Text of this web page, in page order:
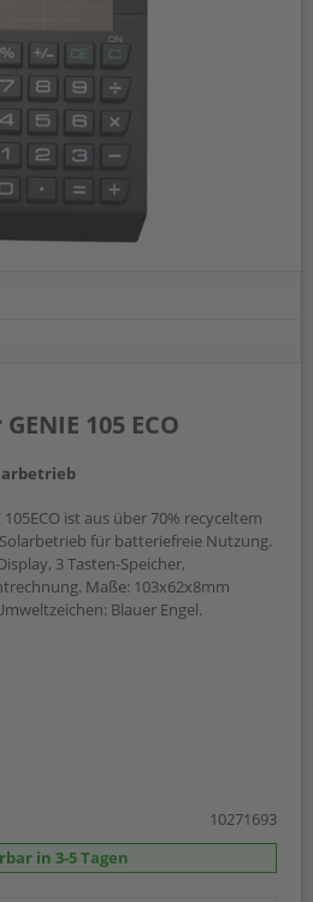
105 ECO
ist aus über 70% recyceltem
für batteriefreie Nutzung.
3 Tasten-Speicher,
Maße: 103x62x8mm
Blauer Engel.
10271693
in 3-5 Tagen